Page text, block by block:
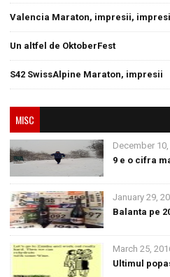
Valencia Maraton, impresii,
Un altfel de OktoberFest
S42 SwissAlpine Maraton, impresii
MISC
December
9 e o cifra
January 29,
Balanta pe
March 25,
Ultimul